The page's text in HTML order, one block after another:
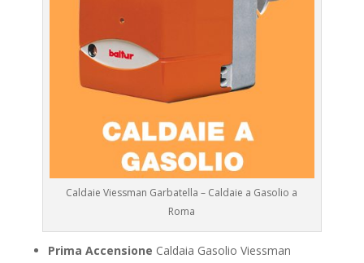
Caldaie Viessman Garbatella – Caldaie a Gasolio a
Roma
Prima Accensione Caldaia Gasolio Viessman